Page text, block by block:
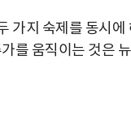
가지 숙제를 동시에
를 움직이는 것은 뉴